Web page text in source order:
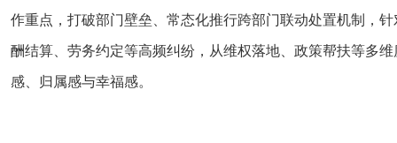
作重点，打破部门壁垒、常态化推行跨部门联动处置机制，
酬结算、劳务约定等高频纠纷，从维权落地、政策帮扶等多
感、归属感与幸福感。